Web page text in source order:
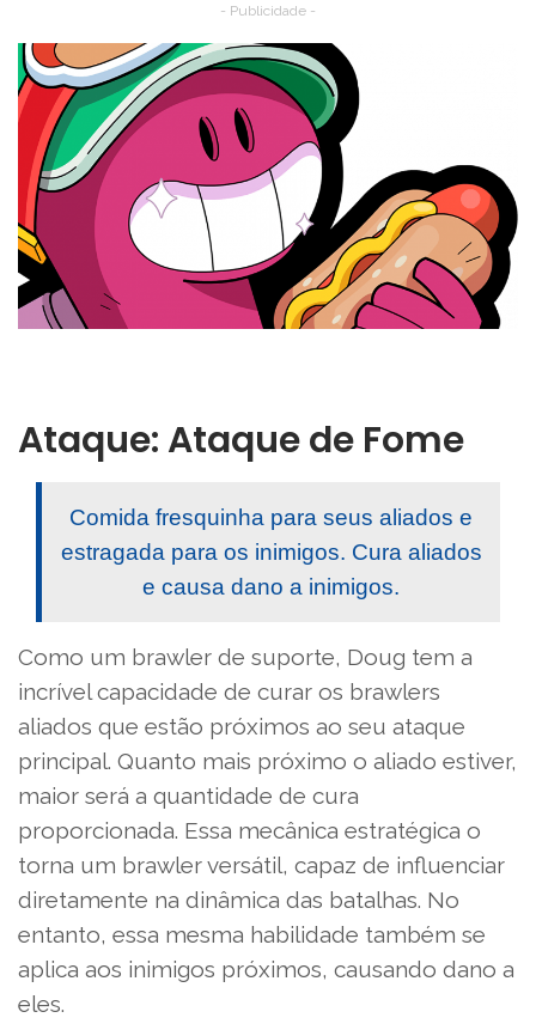
- Publicidade -
Ataque: Ataque de Fome
Comida fresquinha para seus aliados e
estragada para os inimigos. Cura aliados
e causa dano a inimigos.
Como um brawler de suporte, Doug tem a
incrível capacidade de curar os brawlers
aliados que estão próximos ao seu ataque
principal. Quanto mais próximo o aliado estiver,
maior será a quantidade de cura
proporcionada. Essa mecânica estratégica o
torna um brawler versátil, capaz de influenciar
diretamente na dinâmica das batalhas. No
entanto, essa mesma habilidade também se
aplica aos inimigos próximos, causando dano a
eles.